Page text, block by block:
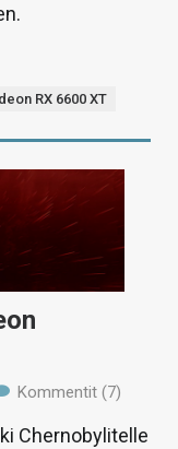
RX 6600 XT
Kommentit (7)
Chernobylitelle